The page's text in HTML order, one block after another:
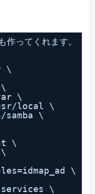
ってくれます。
\
\
\
local
\
\
\
\
\